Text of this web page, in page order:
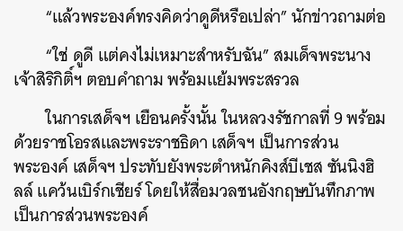
“แล้วพระองค์ทรงคิดว่าดูดีหรือเปล่า” นักข่าวถามต่อ
“ใช่ ดูดี แต่คงไม่เหมาะสำหรับฉัน” สมเด็จพระนาง
เจ้าสิริกิติ์ฯ ตอบคำถาม พร้อมแย้มพระสรวล
ในการเสด็จฯ เยือนครั้งนั้น ในหลวงรัชกาลที่ 9 พร้อม
ด้วยราชโอรสและพระราชธิดา เสด็จฯ เป็นการส่วน
พระองค์ เสด็จฯ ประทับยังพระตำหนักคิงส์บีเชส ซันนิงฮิ
ลล์ แคว้นเบิร์กเชียร์ โดยให้สื่อมวลชนอังกฤษบันทึกภาพ
เป็นการส่วนพระองค์